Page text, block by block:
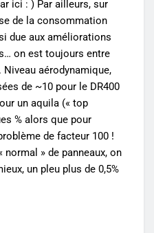
ici : ) Par ailleurs, sur
de la consommation
due aux améliorations
on est toujours entre
aérodynamique,
de ~10 pour le DR400
un aquila (« top
% alors que pour
de facteur 100 !
normal » de panneaux, on
un pleu plus de 0,5%